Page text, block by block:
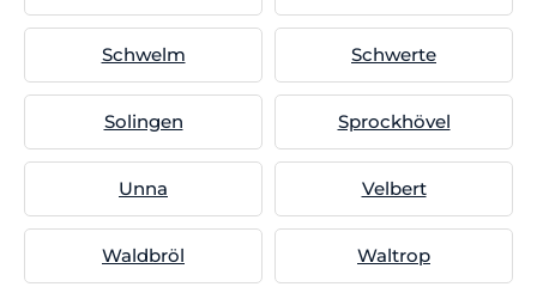
Schwelm Schwerte
Solingen Sprockhövel
Unna Velbert
Waldbröl Waltrop